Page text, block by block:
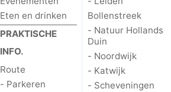
Eten en drinken
PRAKTISCHE
INFO.
Route
- Parkeren
Bollenstreek
- Natuur Hollands
Duin
- Noordwijk
- Katwijk
- Scheveningen